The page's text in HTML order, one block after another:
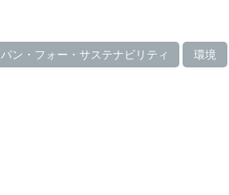
ン・フォー・サステナビリティ 環境